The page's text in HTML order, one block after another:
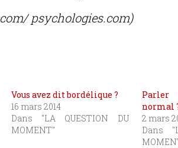
psychologies.com)
Vous avez dit bordélique ?
16 mars 2014
Dans "LA QUESTION DU
MOMENT"
Parler
normal
2 mars
Dans